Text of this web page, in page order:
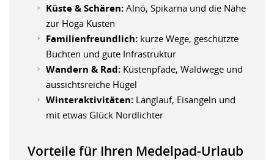
Küste & Schären: Alnö, Spikarna und die Nähe
zur Höga Kusten
Familienfreundlich: kurze Wege, geschützte
Buchten und gute Infrastruktur
Wandern & Rad: Küstenpfade, Waldwege und
aussichtsreiche Hügel
Winteraktivitäten: Langlauf, Eisangeln und
mit etwas Glück Nordlichter
Vorteile für Ihren Medelpad-Urlaub